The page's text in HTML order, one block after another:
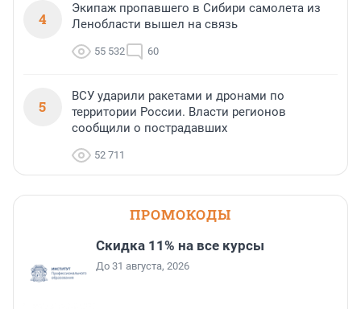
4
Экипаж пропавшего в Сибири самолета из
Ленобласти вышел на связь
55 532 60
5
ВСУ ударили ракетами и дронами по
территории России. Власти регионов
сообщили о пострадавших
52 711
ПРОМОКОДЫ
Скидка 11% на все курсы
До 31 августа, 2026